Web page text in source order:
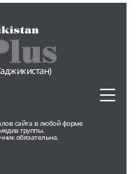
сайта в любой форме
группы.
обязательна.